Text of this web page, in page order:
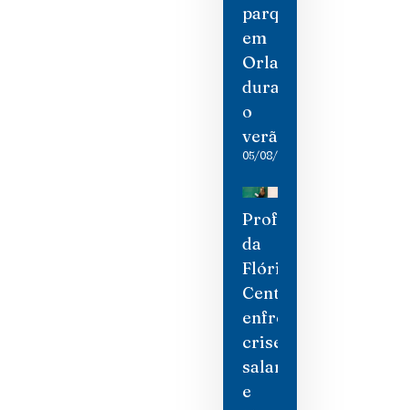
parques
em
Orlando
durante
o
verão
05/08/2026
Professores
da
Flórida
Central
enfrentam
crise
salarial
e